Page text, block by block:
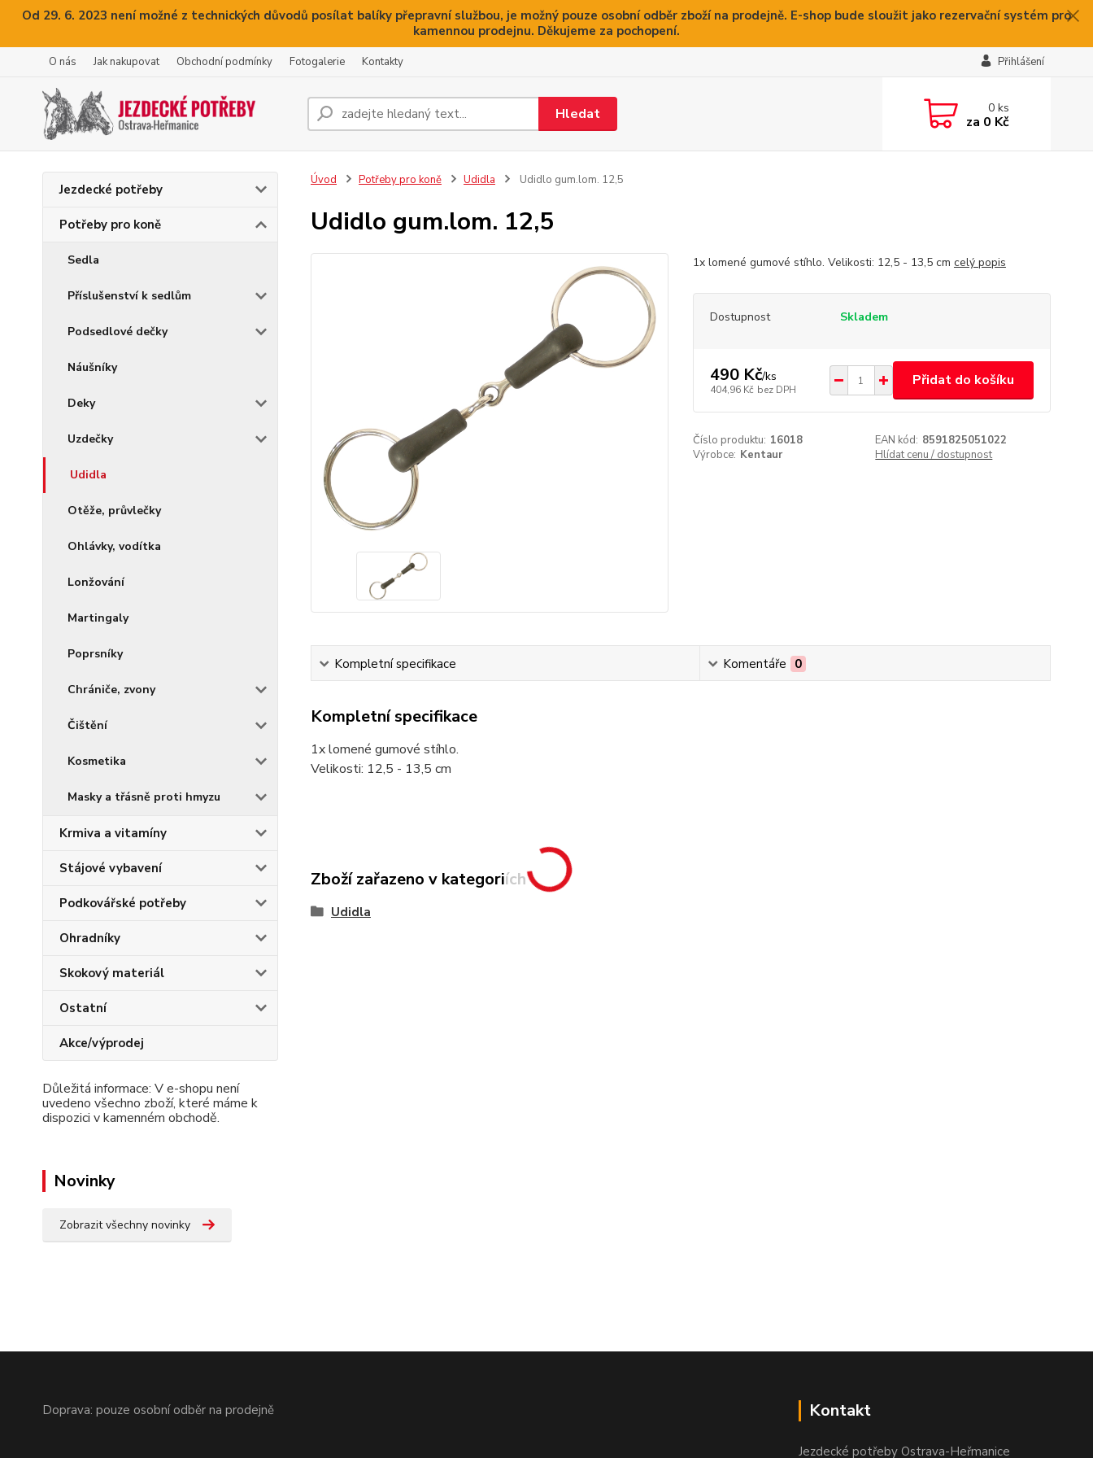
Od 29. 6. 2023 není možné z technických důvodů posílat balíky přepravní službou, je možný pouze osobní odběr zboží na prodejně. E-shop bude sloužit jako rezervační systém pro
kamennou prodejnu. Děkujeme za pochopení.
O nás Jak nakupovat Obchodní podmínky Fotogalerie Kontakty Přihlášení
Hledat 0ks
za 0 Kč
Jezdecké potřeby
Potřeby pro koně
Sedla
Příslušenství k sedlům
Podsedlové dečky
Náušníky
Deky
Uzdečky
Udidla
Otěže, průvlečky
Ohlávky, vodítka
Lonžování
Martingaly
Poprsníky
Chrániče, zvony
Čištění
Kosmetika
Masky a třásně proti hmyzu
Krmiva a vitamíny
Stájové vybavení
Podkovářské potřeby
Ohradníky
Skokový materiál
Ostatní
Akce/výprodej
Důležitá informace: V e-shopu není
uvedeno všechno zboží, které máme k
dispozici v kamenném obchodě.
Novinky
Zobrazit všechny novinky
Úvod Potřeby pro koně Udidla Udidlo gum.lom. 12,5
Udidlo gum.lom. 12,5
1x lomené gumové stíhlo. Velikosti: 12,5 - 13,5 cm celý popis
Dostupnost Skladem
490 Kč/ks
404,96 Kč bez DPH
Přidat do košíku
Číslo produktu: 16018 EAN kód: 8591825051022
Výrobce: Kentaur Hlídat cenu / dostupnost
Kompletní specifikace Komentáře 0
Kompletní specifikace
1x lomené gumové stíhlo.
Velikosti: 12,5 - 13,5 cm
Zboží zařazeno v kategoriích
Udidla
Doprava: pouze osobní odběr na prodejně Kontakt
Jezdecké potřeby Ostrava-Heřmanice